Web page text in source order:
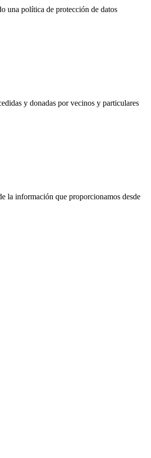
una política de protección de datos
y donadas por vecinos y particulares
la información que proporcionamos desde